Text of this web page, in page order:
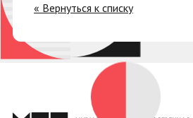
« Вернуться к списку